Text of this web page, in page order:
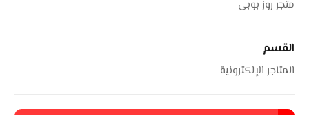
متجر روز بوبى
القسم
المتاجر الإلكترونية